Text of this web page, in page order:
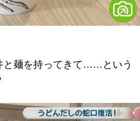
と麺を持ってきて……という